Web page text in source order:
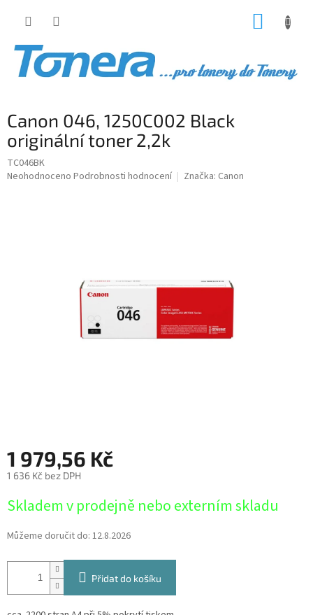
Canon 046, 1250C002 Black
originální toner 2,2k
TC046BK
Průměrné
Neohodnoceno Podrobnosti hodnocení Značka: Canon
1 979,56 Kč
1 636 Kč bez DPH
cena:
Skladem v prodejně nebo externím skladu
Můžeme doručit do: 12.8.2026
Přidat do košíku